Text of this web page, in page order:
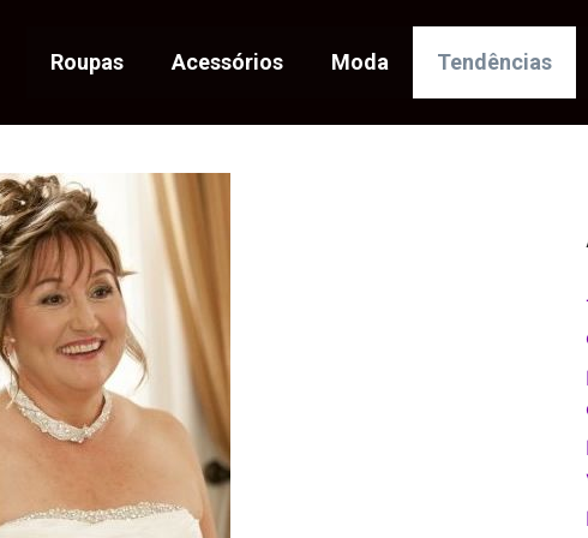
Roupas Acessórios Moda Tendências